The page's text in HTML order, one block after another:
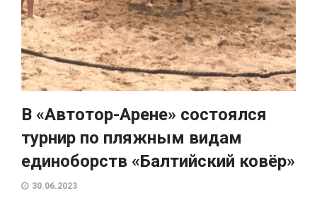
В «Автотор-Арене» состоялся
турнир по пляжным видам
единоборств «Балтийский ковёр»
30.06.2023